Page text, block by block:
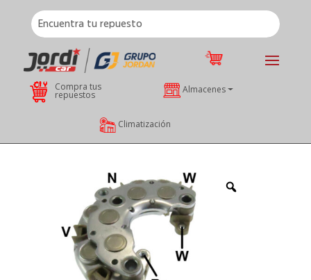
Compra tus
repuestos Almacenes
Climatización